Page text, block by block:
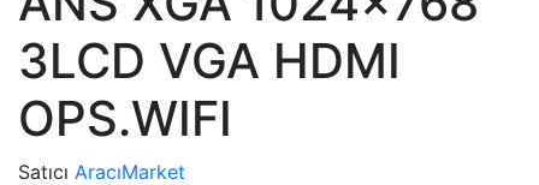
3LCD VGA HDMI
OPS.WIFI
Satıcı AracıMarket